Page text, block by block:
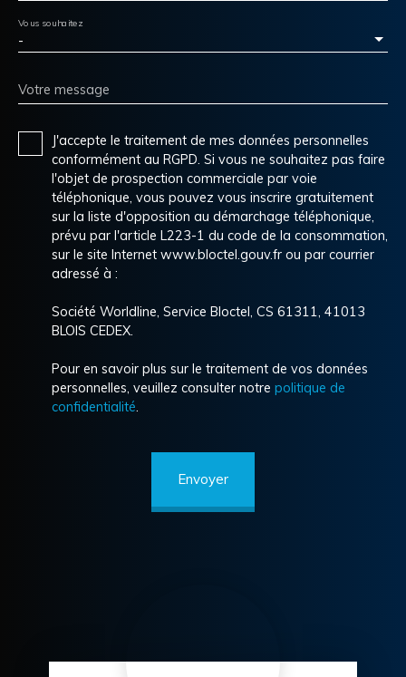
-
Vous souhaitez
Votre message
J'accepte le traitement de mes données personnelles
conformément au RGPD. Si vous ne souhaitez pas faire
l'objet de prospection commerciale par voie
téléphonique, vous pouvez vous inscrire gratuitement
sur la liste d'opposition au démarchage téléphonique,
prévu par l'article L223-1 du code de la consommation,
sur le site Internet www.bloctel.gouv.fr ou par courrier
adressé à :
Société Worldline, Service Bloctel, CS 61311, 41013
BLOIS CEDEX.
Pour en savoir plus sur le traitement de vos données
personnelles, veuillez consulter notre politique de
confidentialité.
Envoyer